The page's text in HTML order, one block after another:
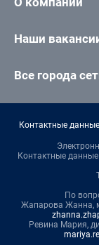
Наши
Все города
Контактные
Контактные
По
Жапарова Жанна,
Ревина Мария,